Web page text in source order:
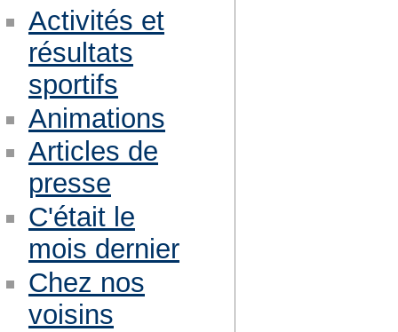
Activités et
résultats
sportifs
Animations
Articles de
presse
C'était le
mois dernier
Chez nos
voisins